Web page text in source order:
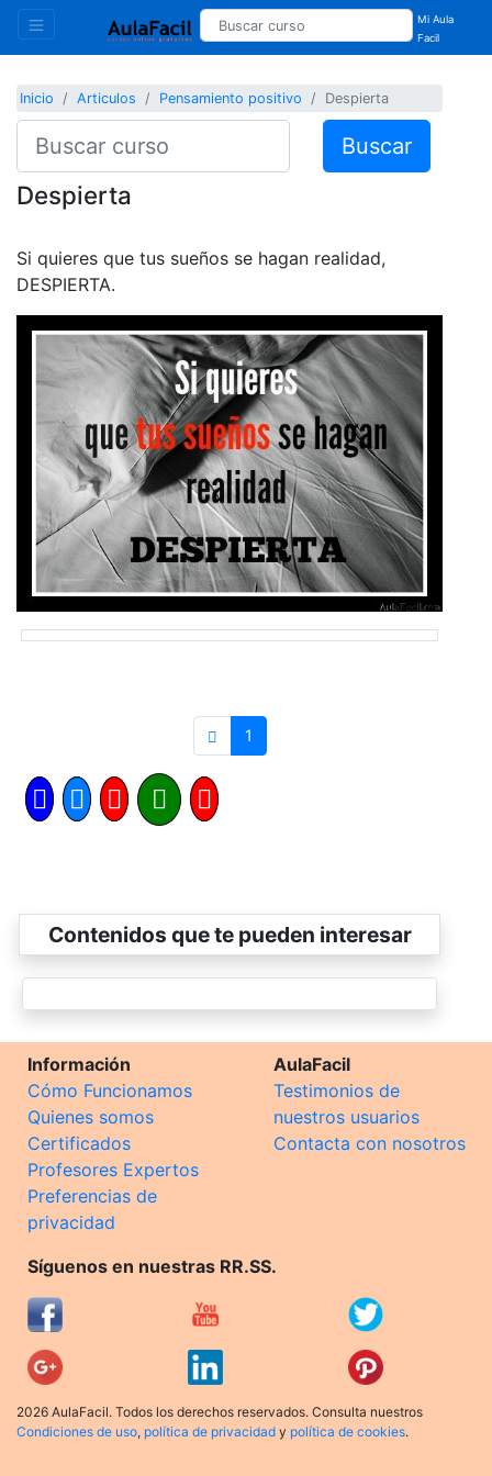
Mi Aula
Facil
Inicio Articulos Pensamiento positivo Despierta
Buscar
Despierta
Si quieres que tus sueños se hagan realidad,
DESPIERTA.
1
Contenidos que te pueden interesar
Información
Cómo Funcionamos
Quienes somos
Certificados
Profesores Expertos
Preferencias de
privacidad
AulaFacil
Testimonios de
nuestros usuarios
Contacta con nosotros
Síguenos en nuestras RR.SS.
2026 AulaFacil. Todos los derechos reservados. Consulta nuestros
Condiciones de uso, política de privacidad y política de cookies.